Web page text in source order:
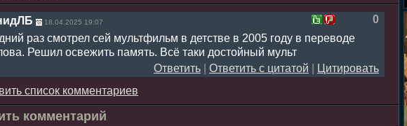
0
18.04.2025 19:07
раз смотрел сей мультфильм в детстве в 2005 году в переводе
Решил освежить память. Всё таки достойный мульт
Ответить
Ответить с цитатой
Цитировать
список комментариев
комментарий